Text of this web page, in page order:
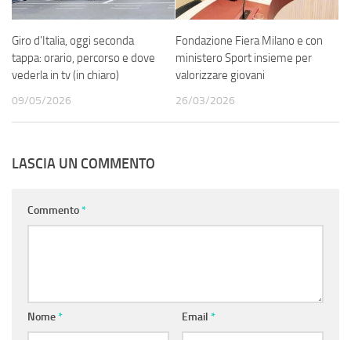
Giro d’Italia, oggi seconda
tappa: orario, percorso e dove
vederla in tv (in chiaro)
09/05/2026
Fondazione Fiera Milano e con
ministero Sport insieme per
valorizzare giovani
26/03/2026
LASCIA UN COMMENTO
Commento*
Nome* Email *